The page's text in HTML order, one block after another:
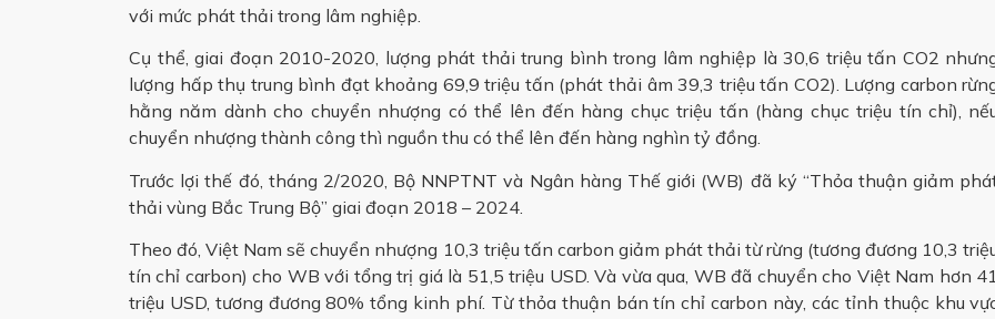
với mức phát thải trong lâm nghiệp.
Cụ thể, giai đoạn 2010-2020, lượng phát thải trung bình trong lâm nghiệp là 30,6 triệu tấn CO2
lượng hấp thụ trung bình đạt khoảng 69,9 triệu tấn (phát thải âm 39,3 triệu tấn CO2). Lượng carbon
hằng năm dành cho chuyển nhượng có thể lên đến hàng chục triệu tấn (hàng chục triệu tín chỉ),
chuyển nhượng thành công thì nguồn thu có thể lên đến hàng nghìn tỷ đồng.
Trước lợi thế đó, tháng 2/2020, Bộ NNPTNT và Ngân hàng Thế giới (WB) đã ký “Thỏa thuận giảm
thải vùng Bắc Trung Bộ” giai đoạn 2018 – 2024.
Theo đó, Việt Nam sẽ chuyển nhượng 10,3 triệu tấn carbon giảm phát thải từ rừng (tương đương 10,3
tín chỉ carbon) cho WB với tổng trị giá là 51,5 triệu USD. Và vừa qua, WB đã chuyển cho Việt Nam hơn
triệu USD, tương đương 80% tổng kinh phí. Từ thỏa thuận bán tín chỉ carbon này, các tỉnh thuộc khu